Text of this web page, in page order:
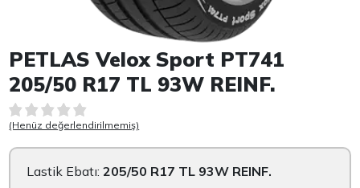
Item 1 of 1
PETLAS Velox Sport PT741
205/50 R17 TL 93W REINF.
(Henüz değerlendirilmemiş)
Lastik Ebatı:205/50 R17 TL 93W REINF.